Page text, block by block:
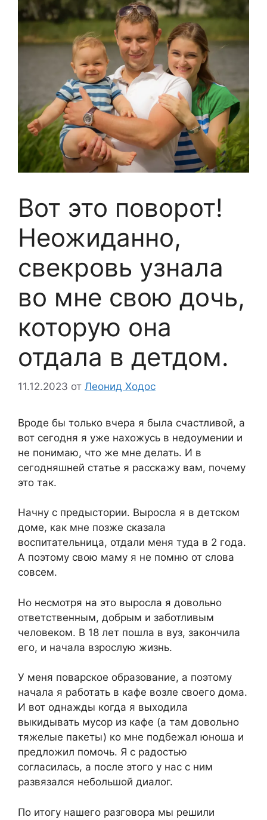
Вот это поворот!
Неожиданно,
свекровь узнала
во мне свою дочь,
которую она
отдала в детдом.
11.12.2023 от Леонид Ходос
Вроде бы только вчера я была счастливой, а
вот сегодня я уже нахожусь в недоумении и
не понимаю, что же мне делать. И в
сегодняшней статье я расскажу вам, почему
это так.
Начну с предыстории. Выросла я в детском
доме, как мне позже сказала
воспитательница, отдали меня туда в 2 года.
А поэтому свою маму я не помню от слова
совсем.
Но несмотря на это выросла я довольно
ответственным, добрым и заботливым
человеком. В 18 лет пошла в вуз, закончила
его, и начала взрослую жизнь.
У меня поварское образование, а поэтому
начала я работать в кафе возле своего дома.
И вот однажды когда я выходила
выкидывать мусор из кафе (а там довольно
тяжелые пакеты) ко мне подбежал юноша и
предложил помочь. Я с радостью
согласилась, а после этого у нас с ним
развязался небольшой диалог.
По итогу нашего разговора мы решили